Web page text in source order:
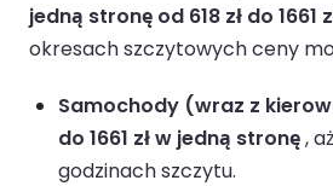
jedną stronę od 618 zł do 1661
okresach szczytowych ceny
Samochody (wraz z
do 1661 zł w jedną stronę,
godzinach szczytu.